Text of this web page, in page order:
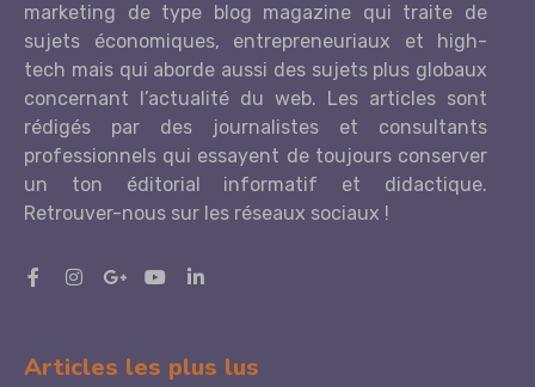
marketing de type blog magazine qui traite de
sujets économiques, entrepreneuriaux et high-
tech mais qui aborde aussi des sujets plus globaux
concernant l’actualité du web. Les articles sont
rédigés par des journalistes et consultants
professionnels qui essayent de toujours conserver
un ton éditorial informatif et didactique.
Retrouver-nous sur les réseaux sociaux !
Articles les plus lus